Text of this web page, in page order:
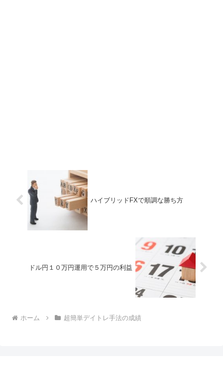
ハイブリッドFXで順調な勝ち方
ドル円１０万円運用で５万円の利益
ホーム 超簡単デイトレ手法の成績